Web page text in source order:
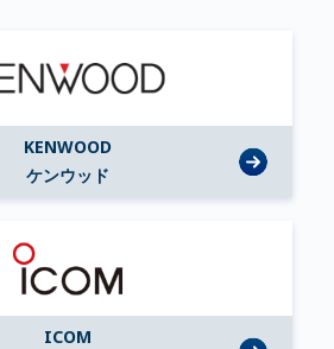
KENWOOD
ケンウッド
ICOM